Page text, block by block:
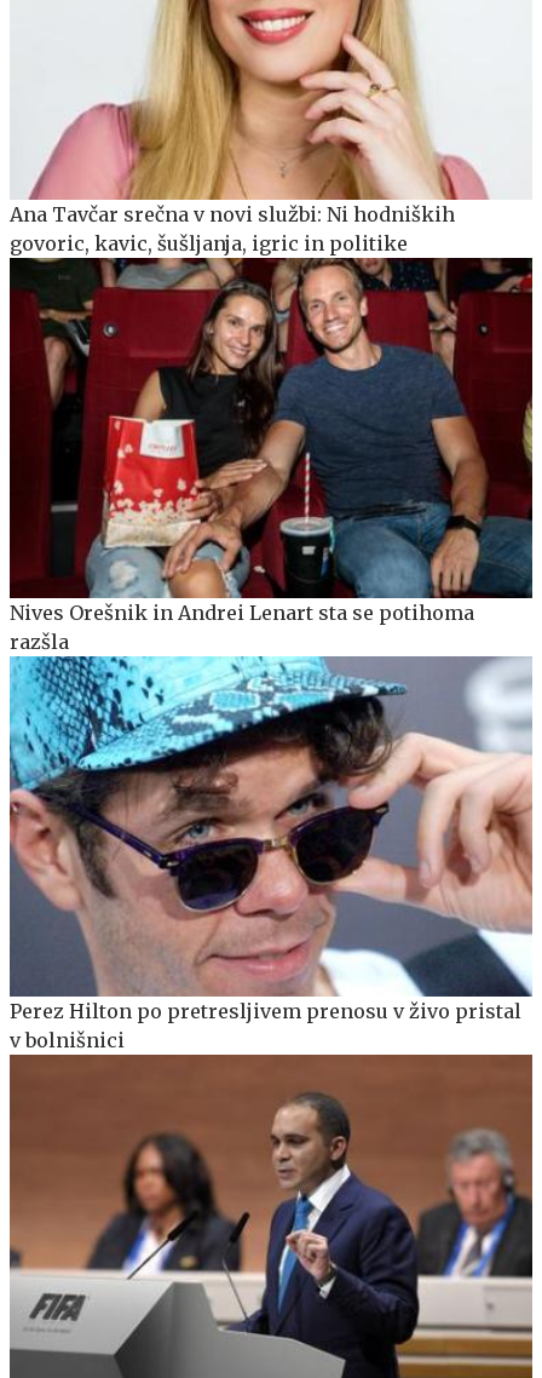
Ana Tavčar srečna v novi službi: Ni hodniških
govoric, kavic, šušljanja, igric in politike
Nives Orešnik in Andrei Lenart sta se potihoma
razšla
Perez Hilton po pretresljivem prenosu v živo pristal
v bolnišnici